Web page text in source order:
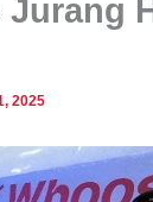
Jurang
2025